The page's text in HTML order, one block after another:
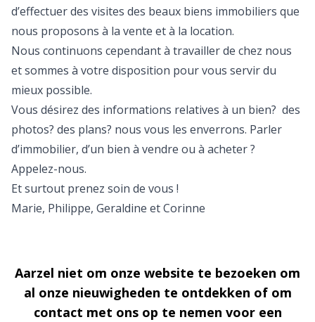
d’effectuer des visites des beaux biens immobiliers que
nous proposons à la vente et à la location.
Nous continuons cependant à travailler de chez nous
et sommes à votre disposition pour vous servir du
mieux possible.
Vous désirez des informations relatives à un bien? des
photos? des plans? nous vous les enverrons. Parler
d’immobilier, d’un bien à vendre ou à acheter ?
Appelez-nous.
Et surtout prenez soin de vous !
Marie, Philippe, Geraldine et Corinne
Aarzel niet om onze website te bezoeken om
al onze nieuwigheden te ontdekken of om
contact met ons op te nemen voor een